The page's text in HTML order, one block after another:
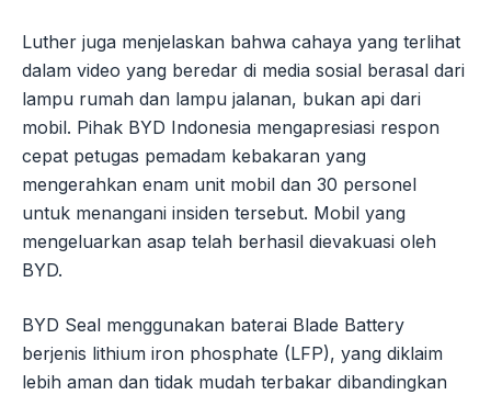
Luther juga menjelaskan bahwa cahaya yang terlihat
dalam video yang beredar di media sosial berasal dari
lampu rumah dan lampu jalanan, bukan api dari
mobil. Pihak BYD Indonesia mengapresiasi respon
cepat petugas pemadam kebakaran yang
mengerahkan enam unit mobil dan 30 personel
untuk menangani insiden tersebut. Mobil yang
mengeluarkan asap telah berhasil dievakuasi oleh
BYD.
BYD Seal menggunakan baterai Blade Battery
berjenis lithium iron phosphate (LFP), yang diklaim
lebih aman dan tidak mudah terbakar dibandingkan